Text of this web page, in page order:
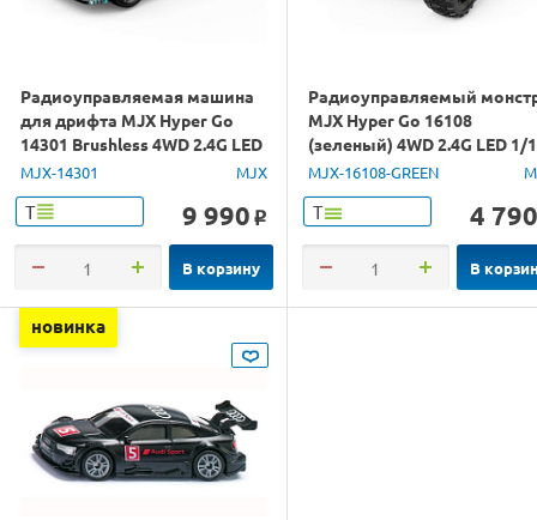
Радиоуправляемая машина
для дрифта MJX Hyper Go
14301 Brushless 4WD 2.4G LED
1/14 RTR
MJX-14301 MJX
Т 9 990 o
В корзину
Радиоуправляемый
MJX Hyper Go 16108
(зеленый) 4WD 2.4G LED 1/
RTR
MJX-16108-GREEN
Т 4 790
В
новинка